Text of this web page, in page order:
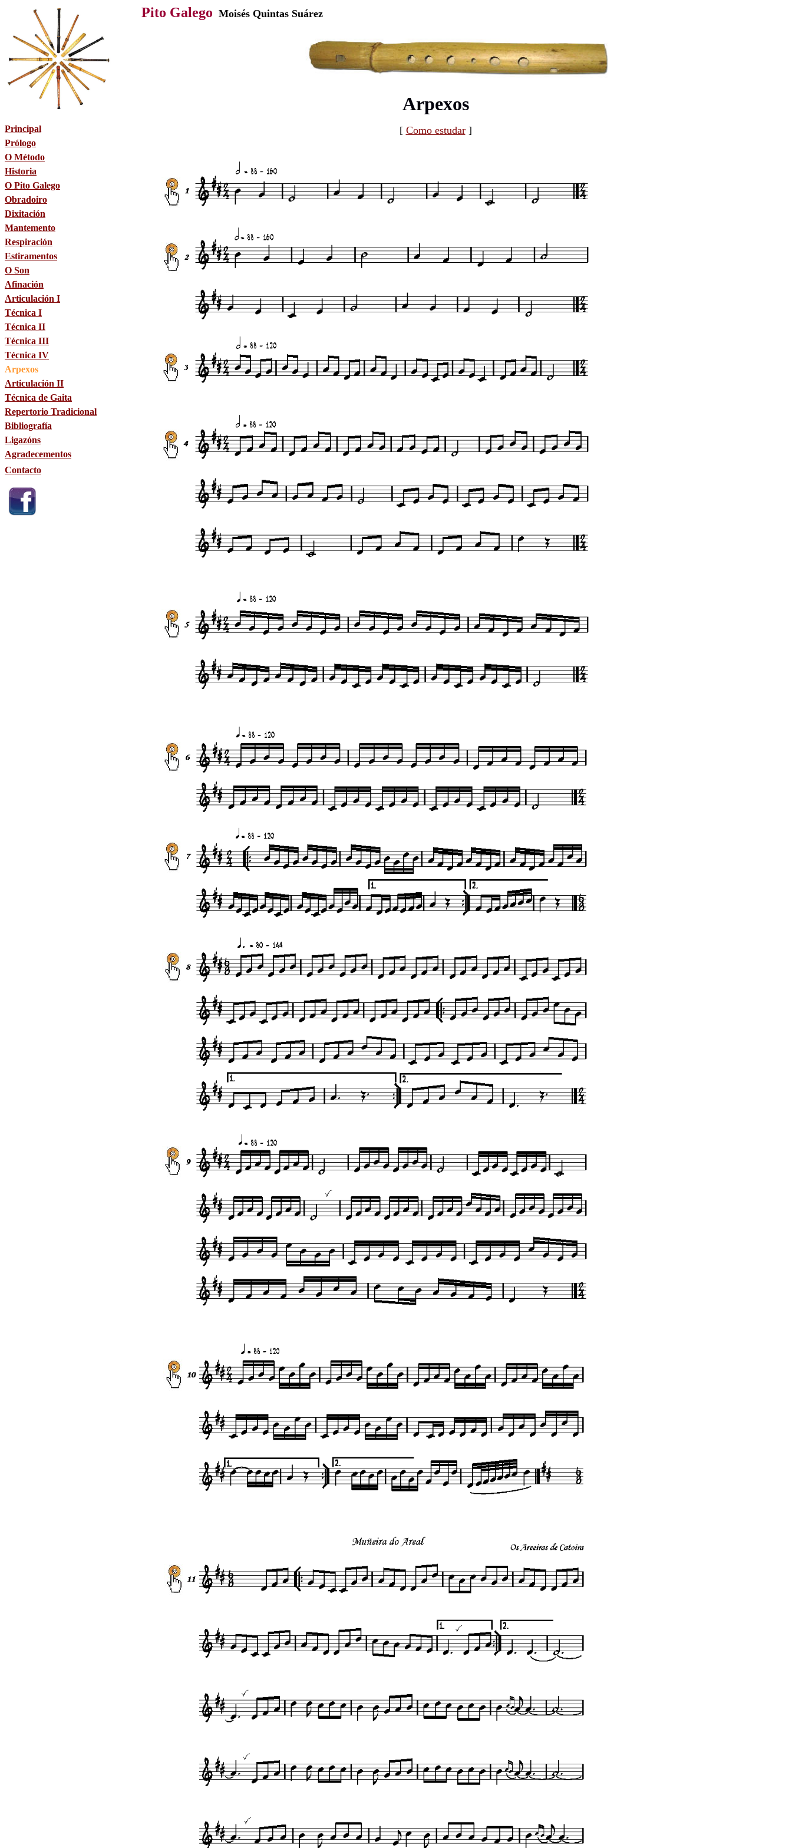
Principal
Prólogo
O Método
Historia
O Pito Galego
Obradoiro
Dixitación
Mantemento
Respiración
Estiramentos
O Son
Afinación
Articulación I
Técnica I
Técnica II
Técnica III
Técnica IV
Arpexos
Articulación II
Técnica de Gaita
Repertorio Tradicional
Bibliografía
Ligazóns
Agradecementos
Contacto
Pito Galego Moisés Quintas Suárez
Arpexos
[ Como estudar]
Arpexos
Como estudar